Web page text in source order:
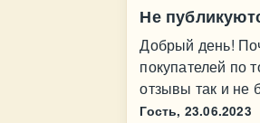
Не
Добрый день!
покупателей по
отзывы так и не
Гость, 23.06.2023